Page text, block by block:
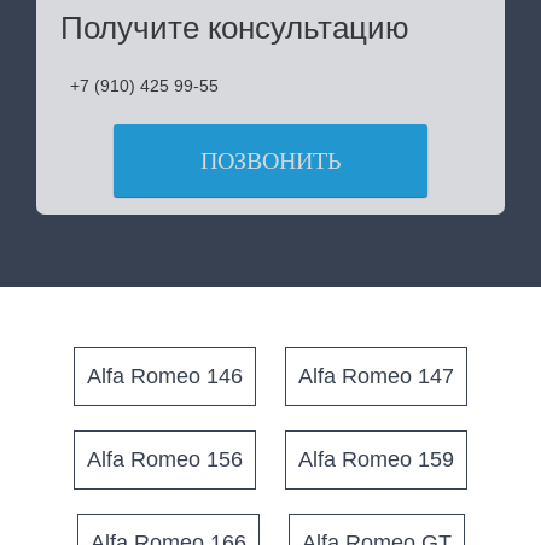
Получите консультацию
+7 (910) 425 99-55
ПОЗВОНИТЬ
Alfa Romeo 146 Alfa Romeo 147
Alfa Romeo 156 Alfa Romeo 159